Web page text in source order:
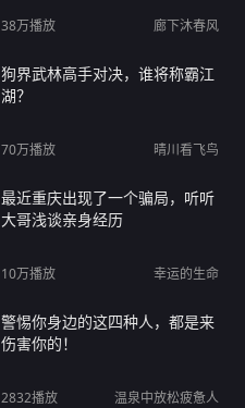
38万播放 廊下沐春风
狗界武林高手对决，谁将称霸江
湖？
70万播放 晴川看飞鸟
最近重庆出现了一个骗局，听听
大哥浅谈亲身经历
10万播放 幸运的生命
警惕你身边的这四种人，都是来
伤害你的！
2832播放 温泉中放松疲惫人